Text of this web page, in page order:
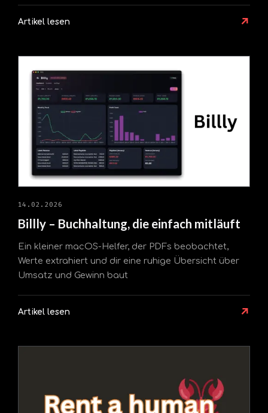
Artikel lesen ↗
14.02.2026
Billly – Buchhaltung, die einfach mitläuft
Ein kleiner macOS-Helfer, der PDFs beobachtet,
Werte extrahiert und dir eine ruhige Übersicht über
Umsatz und Gewinn baut
Artikel lesen ↗